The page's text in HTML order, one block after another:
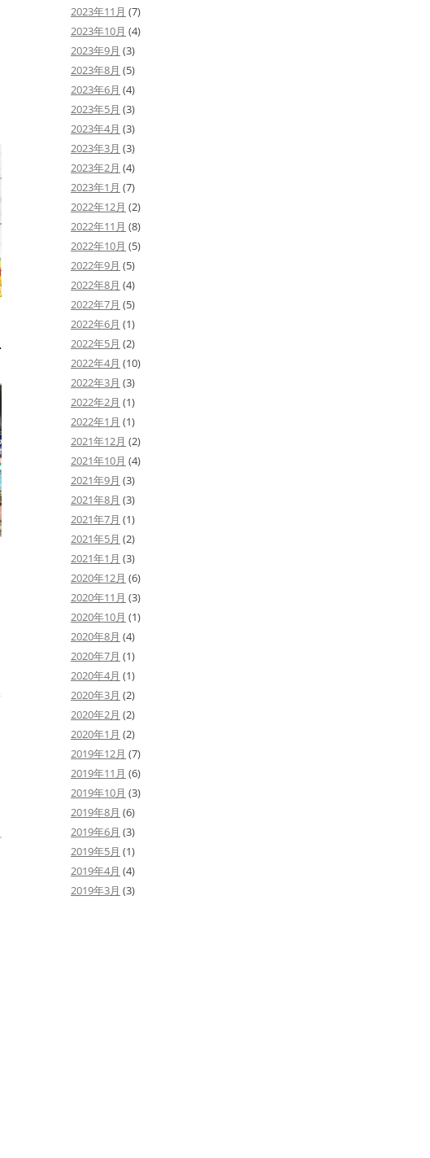
2023年11月 (7)
2023年10月 (4)
2023年9月 (3)
2023年8月 (5)
2023年6月 (4)
2023年5月 (3)
2023年4月 (3)
2023年3月 (3)
2023年2月 (4)
2023年1月 (7)
2022年12月 (2)
2022年11月 (8)
2022年10月 (5)
2022年9月 (5)
2022年8月 (4)
2022年7月 (5)
2022年6月 (1)
2022年5月 (2)
2022年4月 (10)
2022年3月 (3)
2022年2月 (1)
2022年1月 (1)
2021年12月 (2)
2021年10月 (4)
2021年9月 (3)
2021年8月 (3)
2021年7月 (1)
2021年5月 (2)
2021年1月 (3)
2020年12月 (6)
2020年11月 (3)
2020年10月 (1)
2020年8月 (4)
2020年7月 (1)
2020年4月 (1)
2020年3月 (2)
2020年2月 (2)
2020年1月 (2)
2019年12月 (7)
2019年11月 (6)
2019年10月 (3)
2019年8月 (6)
2019年6月 (3)
2019年5月 (1)
2019年4月 (4)
2019年3月 (3)